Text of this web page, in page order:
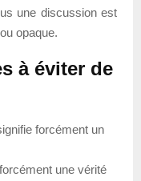
une discussion est
opaque.
à éviter de
forcément un
une vérité